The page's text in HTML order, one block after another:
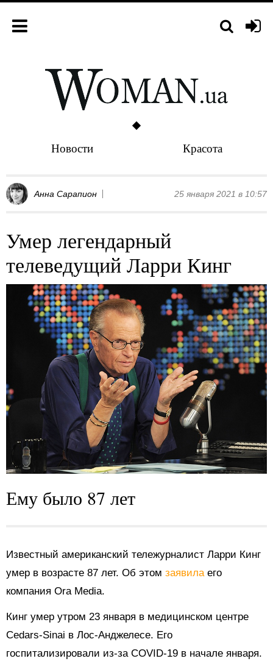
Новости Красота
Анна Сарапион 25 января 2021 в 10:57
Умер легендарный
телеведущий Ларри Кинг
Ему было 87 лет
Известный американский тележурналист Ларри Кинг
умер в возрасте 87 лет. Об этом заявила его
компания Ora Media.
Кинг умер утром 23 января в медицинском центре
Cedars-Sinai в Лос-Анджелесе. Его
госпитализировали из-за COVID-19 в начале января.